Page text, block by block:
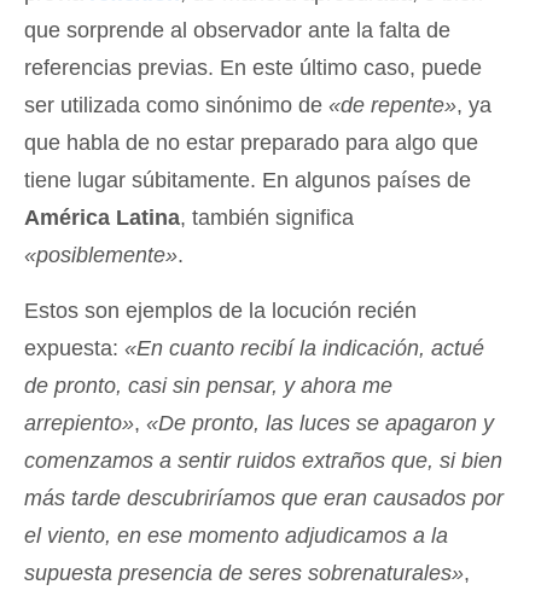
que sorprende al observador ante la falta de
referencias previas. En este último caso, puede
ser utilizada como sinónimo de «de repente», ya
que habla de no estar preparado para algo que
tiene lugar súbitamente. En algunos países de
América Latina, también significa
«posiblemente».
Estos son ejemplos de la locución recién
expuesta: «En cuanto recibí la indicación, actué
de pronto, casi sin pensar, y ahora me
arrepiento», «De pronto, las luces se apagaron y
comenzamos a sentir ruidos extraños que, si bien
más tarde descubriríamos que eran causados por
el viento, en ese momento adjudicamos a la
supuesta presencia de seres sobrenaturales»,